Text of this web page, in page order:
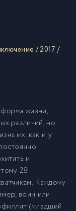
/2017 /
жизни,
различий, но
их, как и у
и
28
Каждому
воин или
(младший